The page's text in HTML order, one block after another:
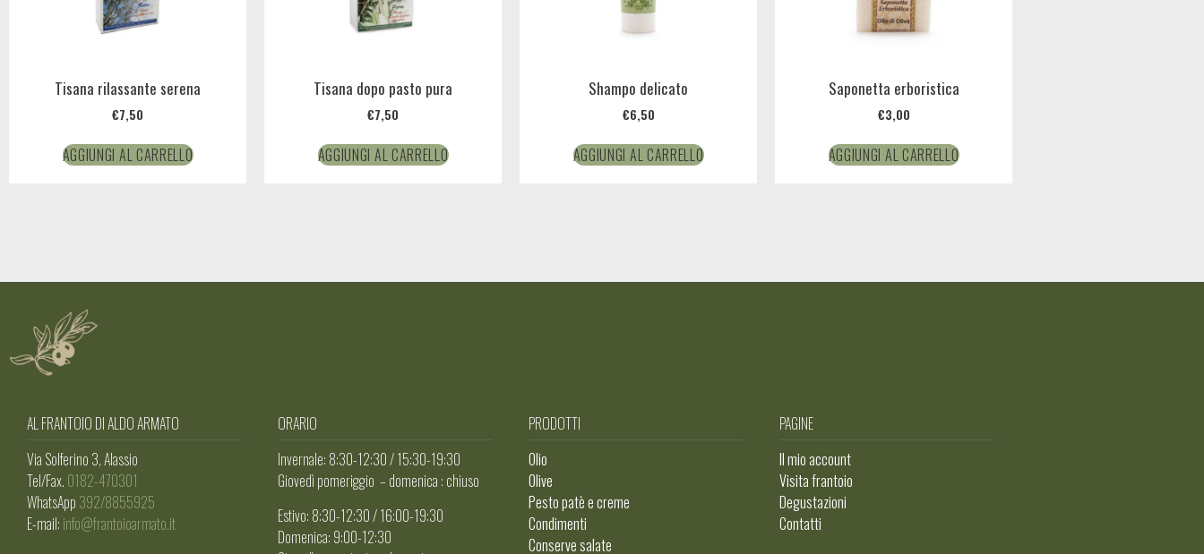
Tisana rilassante serena
€7,50
AGGIUNGI AL CARRELLO
Tisana dopo pasto pura
€7,50
AGGIUNGI AL CARRELLO
Shampo delicato
€6,50
AGGIUNGI AL CARRELLO
Saponetta erboristica
€3,00
AGGIUNGI AL CARRELLO
AL FRANTOIO DI ALDO ARMATO
Via Solferino 3, Alassio
Tel/Fax. 0182-470301
WhatsApp 392/8855925
E-mail: info@frantoioarmato.it
ORARIO
Invernale: 8:30-12:30 / 15:30-19:30
Giovedì pomeriggio – domenica : chiuso
Estivo: 8:30-12:30 / 16:00-19:30
Domenica: 9:00-12:30
PRODOTTI
Olio
Olive
Pesto patè e creme
Condimenti
Conserve salate
PAGINE
Il mio account
Visita frantoio
Degustazioni
Contatti